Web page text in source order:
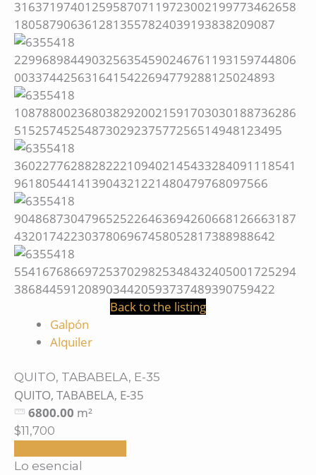
Back to the listing
Galpón
Alquiler
QUITO, TABABELA, E-35
QUITO, TABABELA, E-35
6800.00 m²
$11,700
Lo esencial